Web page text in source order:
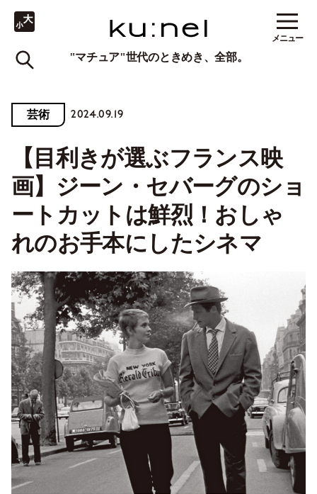
"マチュア"世代のときめき、全部。
メニュー
芸術 2024.09.19
【目利きが選ぶフランス映
画】ジーン・セバーグのショ
ートカットは鮮烈！おしゃ
れのお手本にしたシネマ